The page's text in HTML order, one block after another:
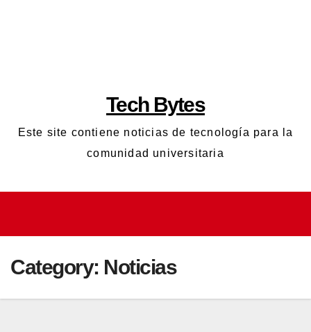
Tech Bytes
Este site contiene noticias de tecnología para la
comunidad universitaria
Category:Noticias